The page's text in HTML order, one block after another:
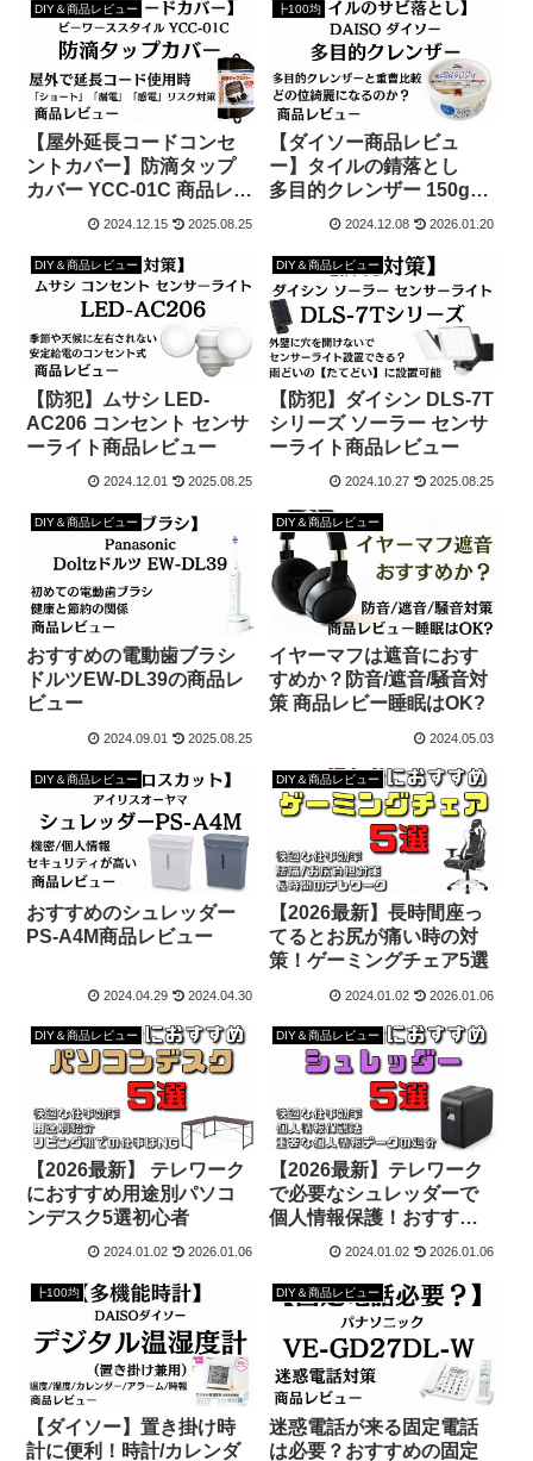
DIY＆商品レビュー
【屋外延長コードコンセ
ントカバー】防滴タップ
カバー YCC-01C 商品レビ
2024.12.15 2025.08.25
┣100均
【ダイソー商品レビュ
ー】タイルの錆落とし
多目的クレンザー 150gで
落ちるのか？
2024.12.08 2026.01.20
DIY＆商品レビュー
【防犯】ムサシ LED-
AC206 コンセント センサ
ーライト商品レビュー
2024.12.01 2025.08.25
DIY＆商品レビュー
【防犯】ダイシン DLS-7T
シリーズ ソーラー センサ
ーライト商品レビュー
2024.10.27 2025.08.25
DIY＆商品レビュー
おすすめの電動歯ブラシ
ドルツEW-DL39の商品レ
ビュー
2024.09.01 2025.08.25
DIY＆商品レビュー
イヤーマフは遮音におす
すめか？防音/遮音/騒音対
策 商品レビー睡眠はOK?
2024.05.03
DIY＆商品レビュー
おすすめのシュレッダー
PS-A4M商品レビュー
2024.04.29 2024.04.30
DIY＆商品レビュー
【2026最新】長時間座っ
てるとお尻が痛い時の対
策！ゲーミングチェア5選
2024.01.02 2026.01.06
DIY＆商品レビュー
【2026最新】 テレワーク
におすすめ用途別パソコ
ンデスク5選初心者
2024.01.02 2026.01.06
DIY＆商品レビュー
【2026最新】テレワーク
で必要なシュレッダーで
個人情報保護！おすすめ5
2024.01.02 2026.01.06
┣100均
【ダイソー】置き掛け時
計に便利！時計/カレンダ
DIY＆商品レビュー
迷惑電話が来る固定電話
は必要？おすすめの固定